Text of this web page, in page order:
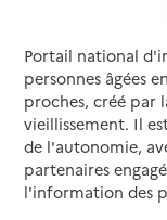
Portail national
personnes âgées
proches, créé par
vieillissement. Il
de l'autonomie,
partenaires
l'information des